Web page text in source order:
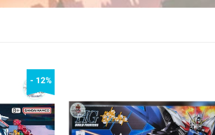
- 12%